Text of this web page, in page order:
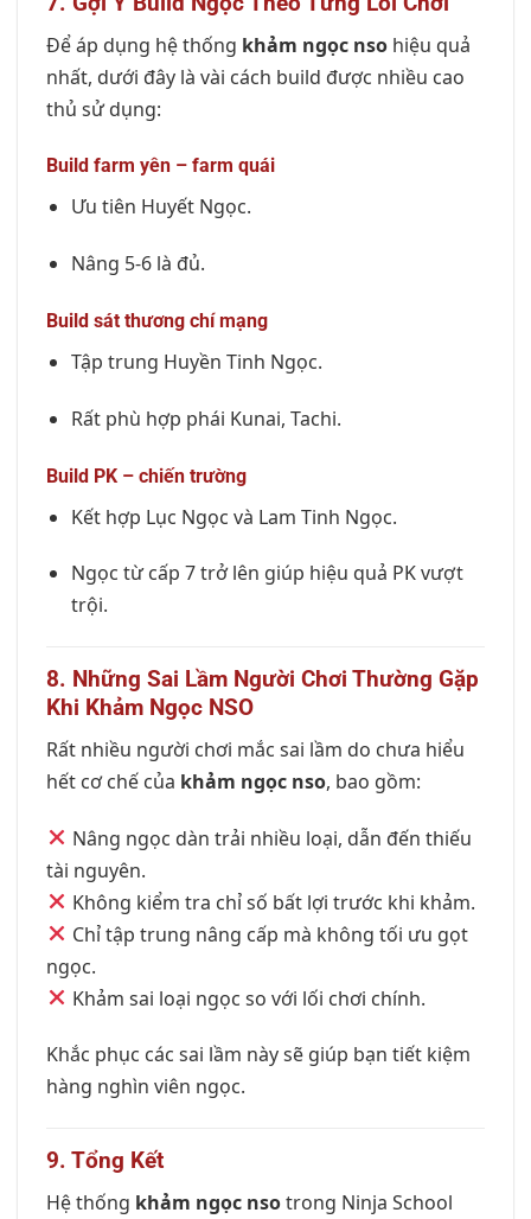
Để áp dụng hệ thống khảm ngọc nso hiệu quả
nhất, dưới đây là vài cách build được nhiều cao
thủ sử dụng:
Build farm yên – farm quái
Ưu tiên Huyết Ngọc.
Nâng 5-6 là đủ.
Build sát thương chí mạng
Tập trung Huyền Tinh Ngọc.
Rất phù hợp phái Kunai, Tachi.
Build PK – chiến trường
Kết hợp Lục Ngọc và Lam Tinh Ngọc.
Ngọc từ cấp 7 trở lên giúp hiệu quả PK vượt
trội.
8. Những Sai Lầm Người Chơi Thường Gặp
Khi Khảm Ngọc NSO
Rất nhiều người chơi mắc sai lầm do chưa hiểu
hết cơ chế của khảm ngọc nso, bao gồm:
Nâng ngọc dàn trải nhiều loại, dẫn đến thiếu
tài nguyên.
Không kiểm tra chỉ số bất lợi trước khi khảm.
Chỉ tập trung nâng cấp mà không tối ưu gọt
ngọc.
Khảm sai loại ngọc so với lối chơi chính.
Khắc phục các sai lầm này sẽ giúp bạn tiết kiệm
hàng nghìn viên ngọc.
9. Tổng Kết
Hệ thống khảm ngọc nsotrong Ninja School